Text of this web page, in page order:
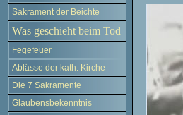
Sakrament der Beichte
Was geschieht beim Tod
Fegefeuer
Ablässe der kath. Kirche
Die 7 Sakramente
Glaubensbekenntnis